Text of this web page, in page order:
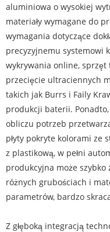
aluminiowa o wysokiej
materiały wymagane do
wymagania dotyczące
precyzyjnemu systemowi
wykrywania online, sprzęt
przecięcie ultraciennych
takich jak Burrs i Faily
produkcji baterii.
obliczu potrzeb
płyty pokryte kolorami ze
z plastikową, w pełni
produkcyjna może
różnych grubościach i
parametrów, bardzo
Z głęboką integracją